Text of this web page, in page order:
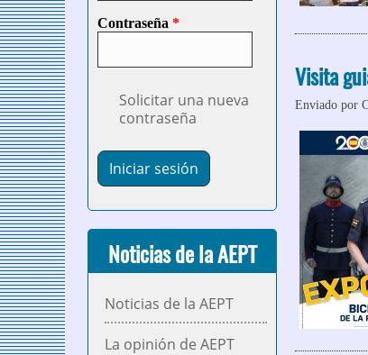
Visita
Enviado por
Contraseña *
Solicitar una nueva
contraseña
Noticias de la AEPT
Noticias de la AEPT
La opinión de AEPT